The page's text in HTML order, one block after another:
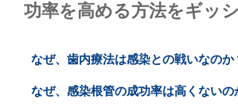
功率を高める方法をギッ
なぜ、歯内療法は感染との戦いなのか
なぜ、感染根管の成功率は高くないの